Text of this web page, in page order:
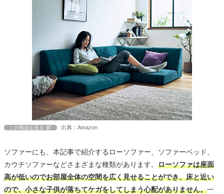
この商品を見る 出典：Amazon
ソファーにも、本記事で紹介するローソファー、ソファーベッド、
カウチソファーなどさまざまな種類があります。 ローソファは座面
高が低いのでお部屋全体の空間を広く見せることができ、床と近い
ので、小さな子供が落ちてケガをしてしまう心配がありません。一